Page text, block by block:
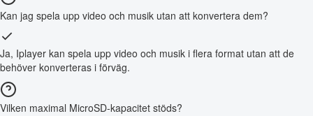
Kan jag spela upp video och musik utan att konvertera dem?
Ja, Iplayer kan spela upp video och musik i flera format utan att de
behöver konverteras i förväg.
Vilken maximal MicroSD-kapacitet stöds?